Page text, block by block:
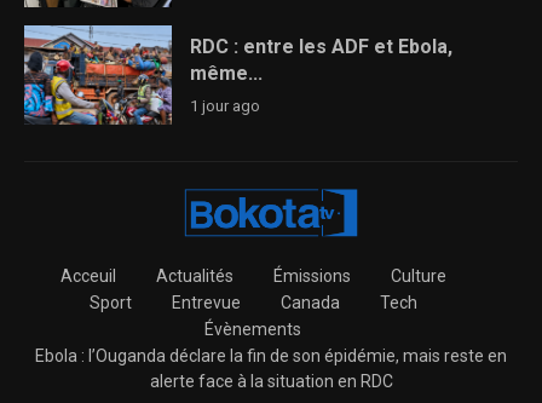
RDC : entre les ADF et Ebola,
même...
1 jour ago
Acceuil Actualités Émissions
Culture
Sport
Entrevue Canada
Tech
Évènements
Ebola : l’Ouganda déclare la fin de son épidémie, mais reste en
alerte face à la situation en RDC